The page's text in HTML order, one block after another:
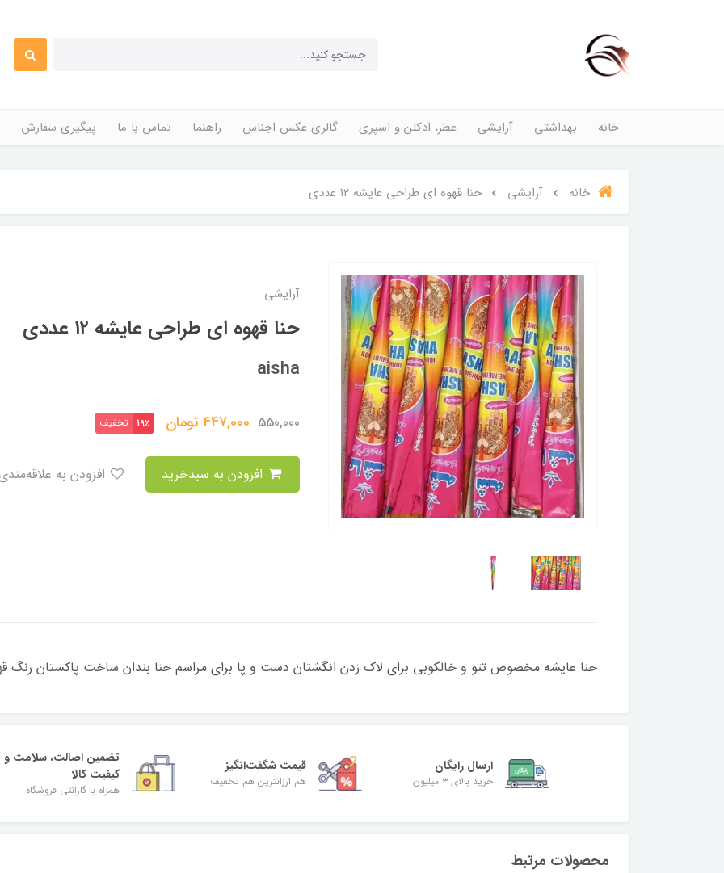
خانه بهداشتی آرایشی عطر، ادکلن و اسپری گالری عکس اجناس راهنما تماس با ما پیگیری سفارش
خانه آرایشی حنا قهوه ای طراحی عایشه ۱۲ عددی
آرایشی
حنا قهوه ای طراحی عایشه ۱۲ عددی
aisha
550,000
447,000تومان 19٪ تخفیف
حنا عایشه مخصوص تتو و خالکوبی برای لاک زدن انگشتان دست و پا برای مراسم حنا بندان ساخت پاکستان رنگ
ارسال رایگان
خرید بالای ۳ میلیون
قیمت شگفت‌انگیز
هم ارزانترین هم تخفیف
تضمین اصالت، سلامت و
کیفیت کالا
همراه با گارانتی فروشگاه
محصولات مرتبط